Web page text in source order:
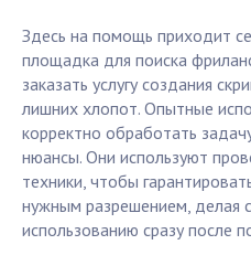
Здесь на помощь приходит
площадка для поиска
заказать услугу создания
лишних хлопот. Опытные
корректно обработать
нюансы. Они используют
техники, чтобы
нужным разрешением, делая
использованию сразу после